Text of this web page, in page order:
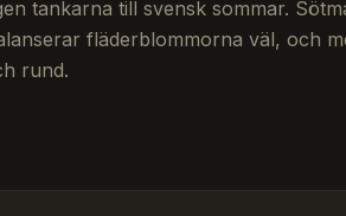
tankarna till svensk sommar.
fläderblommorna väl, och
rund.